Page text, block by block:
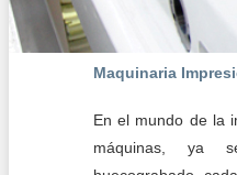
Maquinaria
En el mundo de la
máquinas, ya